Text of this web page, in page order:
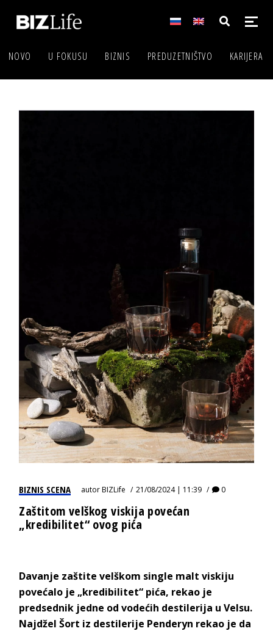
NOVO U FOKUSU BIZNIS PREDUZETNIŠTVO KARIJERA
BIZNIS SCENA autorBIZLife 21/08/2024 | 11:39 0
Zaštitom velškog viskija povećan
„kredibilitet“ ovog pića
Davanje zaštite velškom single malt viskiju
povećalo je „kredibilitet“ pića, rekao je
predsednik jedne od vodećih destilerija u Velsu.
Najdžel Šort iz destilerije Penderyn rekao je da